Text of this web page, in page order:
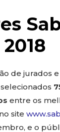
de jurados
entre os
site
e o